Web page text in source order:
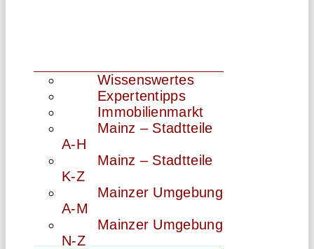
Wissenswertes
Expertentipps
Immobilienmarkt
Mainz – Stadtteile
A-H
Mainz – Stadtteile
K-Z
Mainzer Umgebung
A-M
Mainzer Umgebung
N-Z